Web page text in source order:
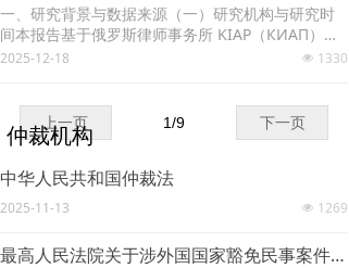
一、研究背景与数据来源（一）研究机构与研究时
间本报告基于俄罗斯律师事务所 KIAP（КИАП）发
布的专题研究成
넶 1330
2025-12-18
上一页 下一页
1/9
仲裁机构
中华人民共和国仲裁法
넶 1269
2025-11-13
最高人民法院关于涉外国国家豁免民事案件相关程序事项的通知（中文 俄文）